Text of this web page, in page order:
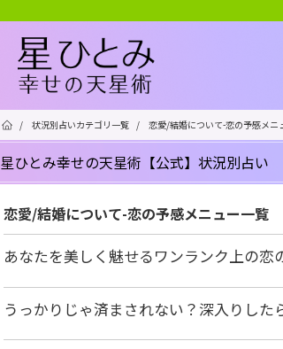
/ 状況別占いカテゴリ一覧 / 恋愛/結婚について-恋の予感メニ
星ひとみ幸せの天星術【公式】状況別占い
恋愛/結婚について-恋の予感メニュー一覧
あなたを美しく魅せるワンランク上の恋
うっかりじゃ済まされない？深入りした